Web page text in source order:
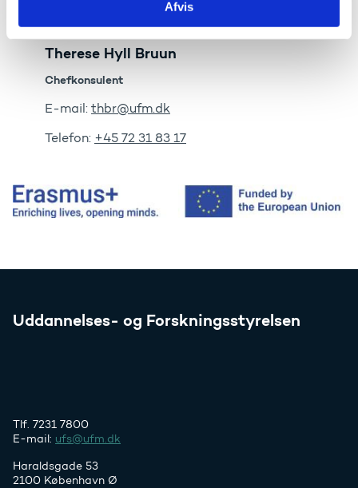
Afvis
Therese Hyll Bruun
Chefkonsulent
E-mail: thbr@ufm.dk
Telefon: +45 72 31 83 17
Uddannelses- og Forskningsstyrelsen
Tlf. 7231 7800
E-mail: ufs@ufm.dk
Haraldsgade 53
2100 København Ø